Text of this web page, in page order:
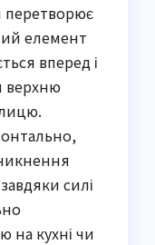
елемент
вперед і
верхню
силі
на кухні чи